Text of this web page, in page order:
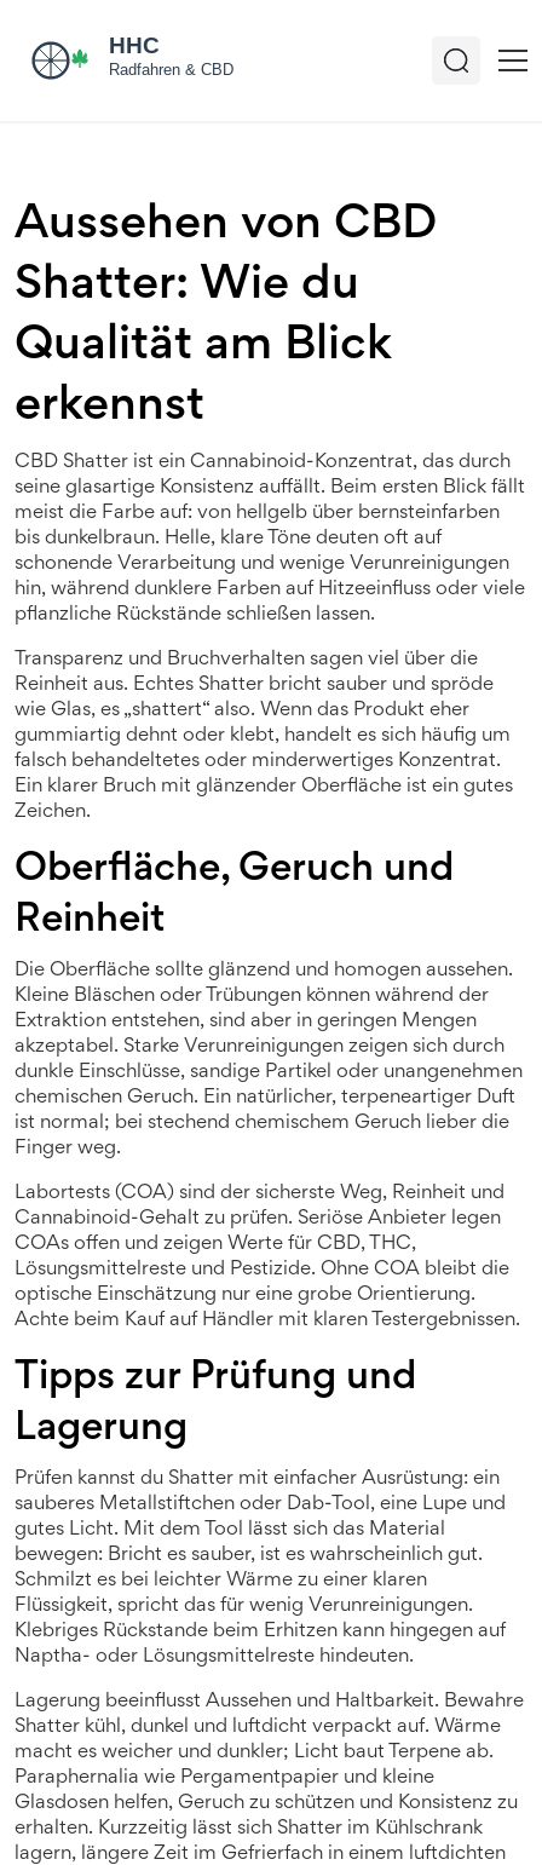
Aussehen von CBD
Shatter: Wie du
Qualität am Blick
erkennst
CBD Shatter ist ein Cannabinoid-Konzentrat, das durch
seine glasartige Konsistenz auffällt. Beim ersten Blick fällt
meist die Farbe auf: von hellgelb über bernsteinfarben
bis dunkelbraun. Helle, klare Töne deuten oft auf
schonende Verarbeitung und wenige Verunreinigungen
hin, während dunklere Farben auf Hitzeeinfluss oder viele
pflanzliche Rückstände schließen lassen.
Transparenz und Bruchverhalten sagen viel über die
Reinheit aus. Echtes Shatter bricht sauber und spröde
wie Glas, es „shattert“ also. Wenn das Produkt eher
gummiartig dehnt oder klebt, handelt es sich häufig um
falsch behandeltetes oder minderwertiges Konzentrat.
Ein klarer Bruch mit glänzender Oberfläche ist ein gutes
Zeichen.
Oberfläche, Geruch und
Reinheit
Die Oberfläche sollte glänzend und homogen aussehen.
Kleine Bläschen oder Trübungen können während der
Extraktion entstehen, sind aber in geringen Mengen
akzeptabel. Starke Verunreinigungen zeigen sich durch
dunkle Einschlüsse, sandige Partikel oder unangenehmen
chemischen Geruch. Ein natürlicher, terpeneartiger Duft
ist normal; bei stechend chemischem Geruch lieber die
Finger weg.
Labortests (COA) sind der sicherste Weg, Reinheit und
Cannabinoid-Gehalt zu prüfen. Seriöse Anbieter legen
COAs offen und zeigen Werte für CBD, THC,
Lösungsmittelreste und Pestizide. Ohne COA bleibt die
optische Einschätzung nur eine grobe Orientierung.
Achte beim Kauf auf Händler mit klaren Testergebnissen.
Tipps zur Prüfung und
Lagerung
Prüfen kannst du Shatter mit einfacher Ausrüstung: ein
sauberes Metallstiftchen oder Dab-Tool, eine Lupe und
gutes Licht. Mit dem Tool lässt sich das Material
bewegen: Bricht es sauber, ist es wahrscheinlich gut.
Schmilzt es bei leichter Wärme zu einer klaren
Flüssigkeit, spricht das für wenig Verunreinigungen.
Klebriges Rückstande beim Erhitzen kann hingegen auf
Naptha- oder Lösungsmittelreste hindeuten.
Lagerung beeinflusst Aussehen und Haltbarkeit. Bewahre
Shatter kühl, dunkel und luftdicht verpackt auf. Wärme
macht es weicher und dunkler; Licht baut Terpene ab.
Paraphernalia wie Pergamentpapier und kleine
Glasdosen helfen, Geruch zu schützen und Konsistenz zu
erhalten. Kurzzeitig lässt sich Shatter im Kühlschrank
lagern, längere Zeit im Gefrierfach in einem luftdichten